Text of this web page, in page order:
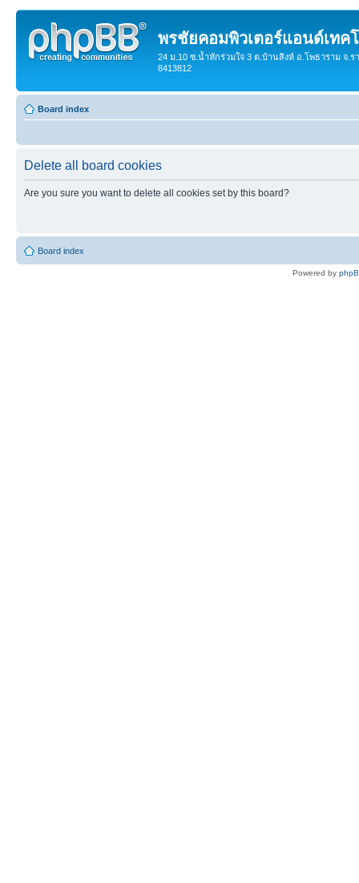
พรชัยคอมพิวเตอร์แอนด์เทค
24 ม.10 ซ.น้ำหักร่วมใจ 3 ต.บ้านสิงห์ อ.โพธาราม จ.ร
8413812
Board index
Delete all board cookies
Are you sure you want to delete all cookies set by this board?
Board index
Powered by